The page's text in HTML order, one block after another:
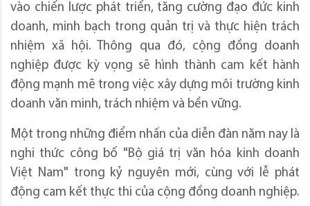
vào chiến lược phát triển, tăng cường đạo đức kinh
doanh, minh bạch trong quản trị và thực hiện trách
nhiệm xã hội. Thông qua đó, cộng đồng doanh
nghiệp được kỳ vọng sẽ hình thành cam kết hành
động mạnh mẽ trong việc xây dựng môi trường kinh
doanh văn minh, trách nhiệm và bền vững.
Một trong những điểm nhấn của diễn đàn năm nay là
nghi thức công bố "Bộ giá trị văn hóa kinh doanh
Việt Nam" trong kỷ nguyên mới, cùng với lễ phát
động cam kết thực thi của cộng đồng doanh nghiệp.